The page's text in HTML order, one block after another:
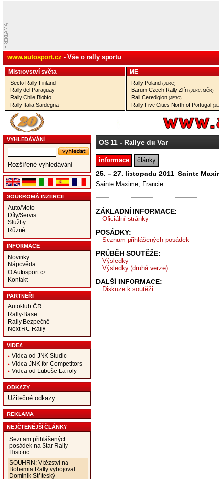
www.autosport.cz - Vše o rally sportu
Mistrovství­ světa
Secto Rally Finland
Rally del Paraguay
Rally Chile Biobío
Rally Italia Sardegna
ME
Rally Poland (JERC)
Barum Czech Rally Zlín (JERC, MČR)
Rali Ceredigion (JERC)
Rally Five Cities North of Portugal
VYHLEDÁVÁNÍ
Rozšířené vyhledávání
SOUKROMÁ INZERCE
Auto/Moto
Díly/Servis
Služby
Různé
INFORMACE
Novinky
Nápověda
O Autosport.cz
Kontakt
PARTNEŘI
Autoklub ČR
Rally-Base
Rally Bezpečně
Next RC Rally
VIDEA
Videa od JNK Studio
Videa JNK for Competitors
Videa od Luboše Laholy
ODKAZY
Užitečné odkazy
REKLAMA
NEJČTENĚJŠÍ ČLÁNKY
Seznam přihlášených
posádek na Star Rally
Historic
SOUHRN: Vítězství na
Bohemia Rally vybojoval
Dominik Stříteský
OS 11- Rallye du Var
informace články
25. – 27. listopadu 2011, Sainte
Sainte Maxime, Francie
ZÁKLADNÍ INFORMACE:
Oficiální stránky
POSÁDKY:
Seznam přihlášených posádek
PRŮBĚH SOUTĚŽE:
Výsledky
Výsledky (druhá verze)
DALŠÍ INFORMACE:
Diskuze k soutěži